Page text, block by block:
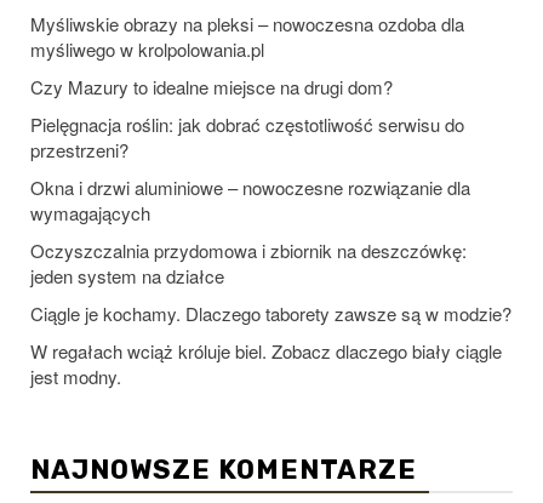
Myśliwskie obrazy na pleksi – nowoczesna ozdoba dla
myśliwego w krolpolowania.pl
Czy Mazury to idealne miejsce na drugi dom?
Pielęgnacja roślin: jak dobrać częstotliwość serwisu do
przestrzeni?
Okna i drzwi aluminiowe – nowoczesne rozwiązanie dla
wymagających
Oczyszczalnia przydomowa i zbiornik na deszczówkę:
jeden system na działce
Ciągle je kochamy. Dlaczego taborety zawsze są w modzie?
W regałach wciąż króluje biel. Zobacz dlaczego biały ciągle
jest modny.
NAJNOWSZE KOMENTARZE